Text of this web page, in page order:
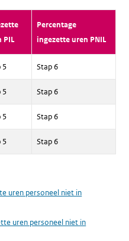
PIL
Percentage
ingezette uren PNIL
5 Stap 6
5 Stap 6
5 Stap 6
5 Stap 6
uren personeel niet in
uren personeel niet in